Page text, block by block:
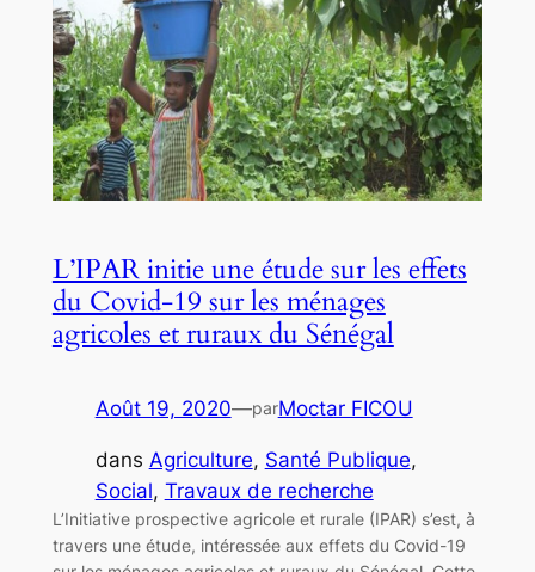
L’IPAR initie une étude sur les effets
du Covid-19 sur les ménages
agricoles et ruraux du Sénégal
Août 19, 2020—parMoctar FICOU
dans Agriculture, Santé Publique
Social, Travaux de recherche
L’Initiative prospective agricole et rurale (IPAR) s’est, à
travers une étude, intéressée aux effets du Covid-19